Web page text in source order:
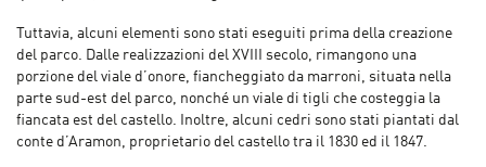
Tuttavia, alcuni elementi sono stati eseguiti prima della creazione
del parco. Dalle realizzazioni del XVIII secolo, rimangono una
porzione del viale d’onore, fiancheggiato da marroni, situata nella
parte sud-est del parco, nonché un viale di tigli che costeggia la
fiancata est del castello. Inoltre, alcuni cedri sono stati piantati dal
conte d’Aramon, proprietario del castello tra il 1830 ed il 1847.